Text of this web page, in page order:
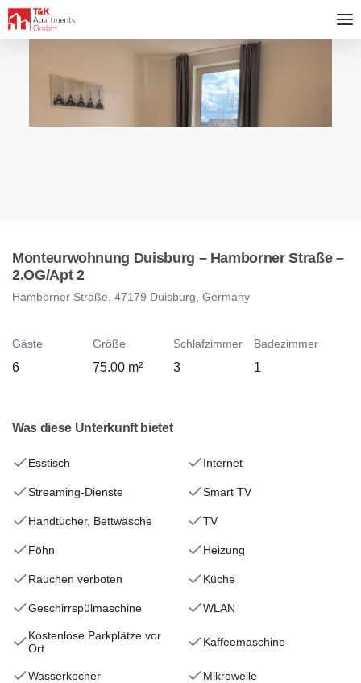
Monteurwohnung Duisburg – Hamborner Straße –
2.OG/Apt 2
Hamborner Straße, 47179 Duisburg, Germany
Gäste
6
Größe
75.00 m²
Schlafzimmer
3
Badezimmer
1
Was diese Unterkunft bietet
Esstisch Internet
Streaming-Dienste Smart TV
Handtücher, Bettwäsche TV
Föhn Heizung
Rauchen verboten Küche
Geschirrspülmaschine WLAN
Kostenlose Parkplätze vor
Ort
Kaffeemaschine
Wasserkocher Mikrowelle